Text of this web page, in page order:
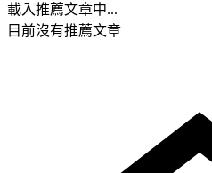
載入推薦文章中...
目前沒有推薦文章